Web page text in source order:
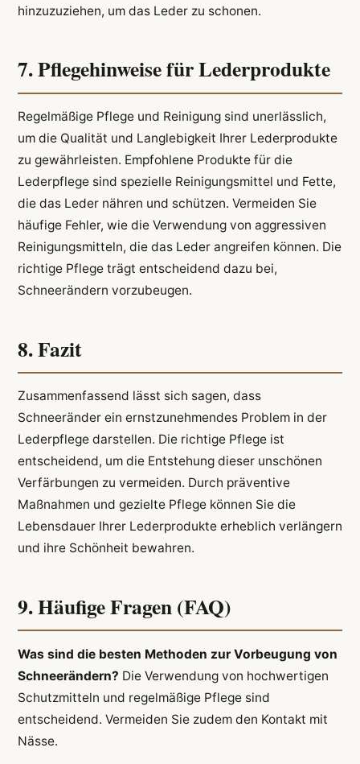
hinzuzuziehen, um das Leder zu schonen.
7. Pflegehinweise für Lederprodukte
Regelmäßige Pflege und Reinigung sind unerlässlich,
um die Qualität und Langlebigkeit Ihrer Lederprodukte
zu gewährleisten. Empfohlene Produkte für die
Lederpflege sind spezielle Reinigungsmittel und Fette,
die das Leder nähren und schützen. Vermeiden Sie
häufige Fehler, wie die Verwendung von aggressiven
Reinigungsmitteln, die das Leder angreifen können. Die
richtige Pflege trägt entscheidend dazu bei,
Schneerändern vorzubeugen.
8. Fazit
Zusammenfassend lässt sich sagen, dass
Schneeränder ein ernstzunehmendes Problem in der
Lederpflege darstellen. Die richtige Pflege ist
entscheidend, um die Entstehung dieser unschönen
Verfärbungen zu vermeiden. Durch präventive
Maßnahmen und gezielte Pflege können Sie die
Lebensdauer Ihrer Lederprodukte erheblich verlängern
und ihre Schönheit bewahren.
9. Häufige Fragen (FAQ)
Was sind die besten Methoden zur Vorbeugung von
Schneerändern? Die Verwendung von hochwertigen
Schutzmitteln und regelmäßige Pflege sind
entscheidend. Vermeiden Sie zudem den Kontakt mit
Nässe.